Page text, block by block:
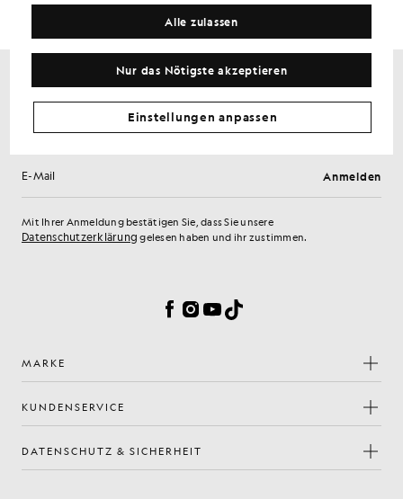
Melden Sie sich an, um exklusive Angebote für Mitglieder,
Vorabzugang und Prämien zu erhalten.
E-Mail-Adresse Anmelden
Mit Ihrer Anmeldung bestätigen Sie, dass Sie unsere
Datenschutzerklärung gelesen haben und ihr zustimmen.
Facebook
Instagram
YouTube
TikTok
MARKE
KUNDENSERVICE
DATENSCHUTZ & SICHERHEIT
Nur das Nötigste akzeptieren
Alle zulassen
Einstellungen anpassen